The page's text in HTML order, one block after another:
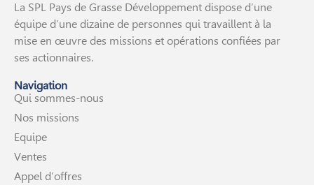
La SPL Pays de Grasse Développement dispose d’une
équipe d’une dizaine de personnes qui travaillent à la
mise en œuvre des missions et opérations confiées par
ses actionnaires.
Navigation
Qui sommes-nous
Nos missions
Equipe
Ventes
Appel d’offres